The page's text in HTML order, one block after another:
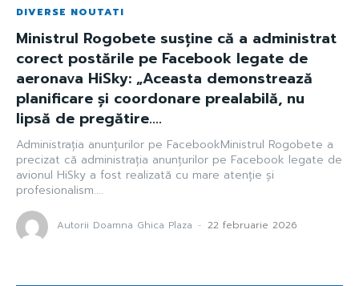
DIVERSE NOUTATI
Ministrul Rogobete susține că a administrat
corect postările pe Facebook legate de
aeronava HiSky: „Aceasta demonstrează
planificare și coordonare prealabilă, nu
lipsă de pregătire....
Administrația anunțurilor pe FacebookMinistrul Rogobete a
precizat că administrația anunțurilor pe Facebook legate de
avionul HiSky a fost realizată cu mare atenție și
profesionalism....
Autorii Doamna Ghica Plaza - 22 februarie 2026